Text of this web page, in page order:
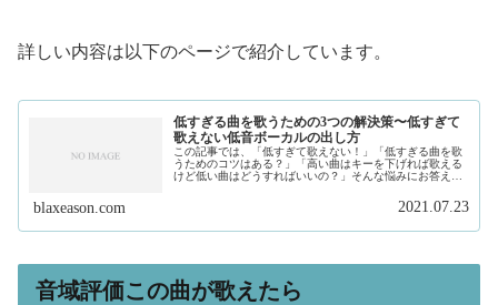
詳しい内容は以下のページで紹介しています。
低すぎる曲を歌うための3つの解決策〜低すぎて
歌えない低音ボーカルの出し方
この記事では、「低すぎて歌えない！」「低すぎる曲を歌
うためのコツはある？」「高い曲はキーを下げれば歌える
けど低い曲はどうすればいいの？」そんな悩みにお答えし
blaxeason.com 2021.07.23
音域評価この曲が歌えたら